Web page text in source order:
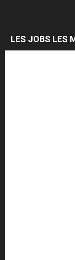
LES JOBS LES